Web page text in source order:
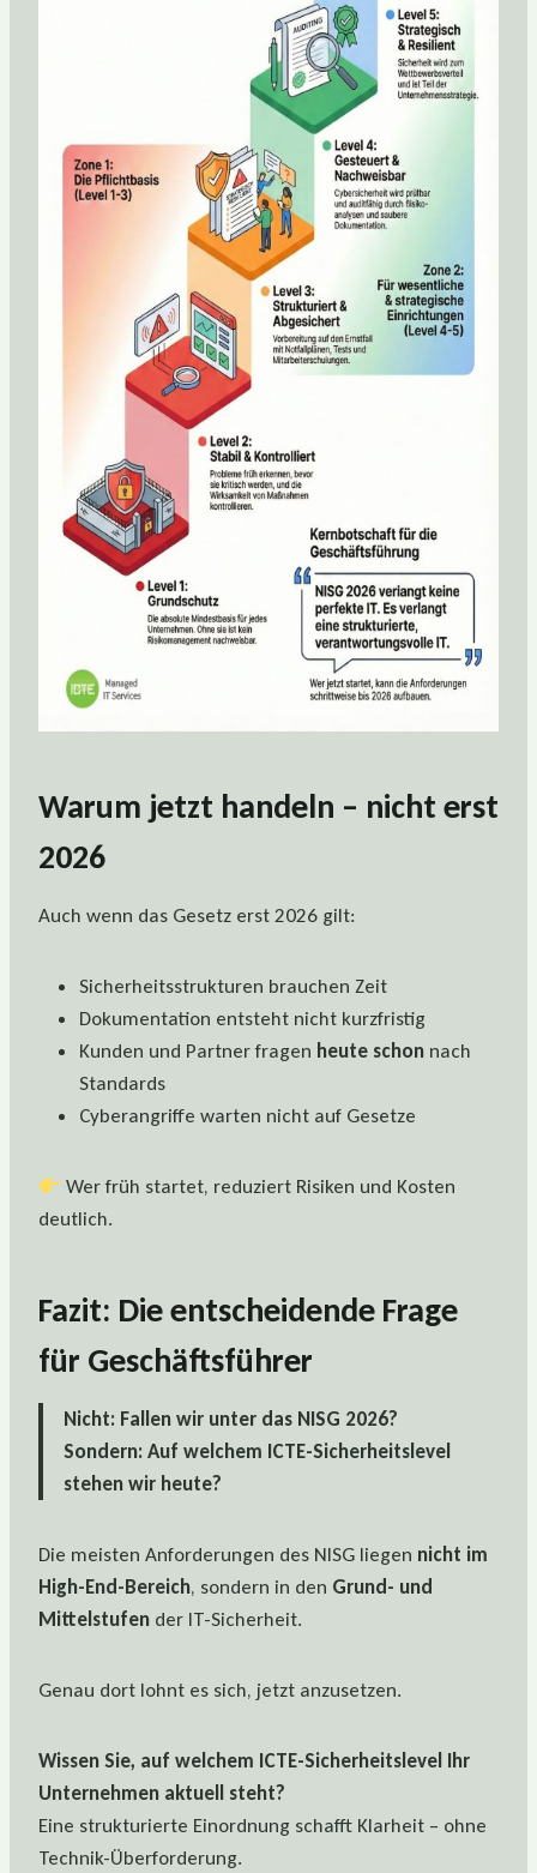
Warum jetzt handeln – nicht erst
2026
Auch wenn das Gesetz erst 2026 gilt:
Sicherheitsstrukturen brauchen Zeit
Dokumentation entsteht nicht kurzfristig
Kunden und Partner fragen heute schon nach
Standards
Cyberangriffe warten nicht auf Gesetze
Wer früh startet, reduziert Risiken und Kosten
deutlich.
Fazit: Die entscheidende Frage
für Geschäftsführer
Nicht: Fallen wir unter das NISG 2026?
Sondern: Auf welchem ICTE-Sicherheitslevel
stehen wir heute?
Die meisten Anforderungen des NISG liegen nicht im
High-End-Bereich, sondern in den Grund- und
Mittelstufen der IT-Sicherheit.
Genau dort lohnt es sich, jetzt anzusetzen.
Wissen Sie, auf welchem ICTE-Sicherheitslevel Ihr
Unternehmen aktuell steht?
Eine strukturierte Einordnung schafft Klarheit – ohne
Technik-Überforderung.